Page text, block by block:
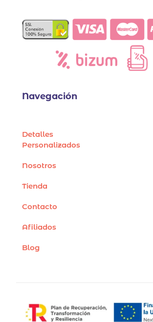
Navegación
Detalles
Personalizados
Nosotros
Tienda
Contacto
Afiliados
Blog